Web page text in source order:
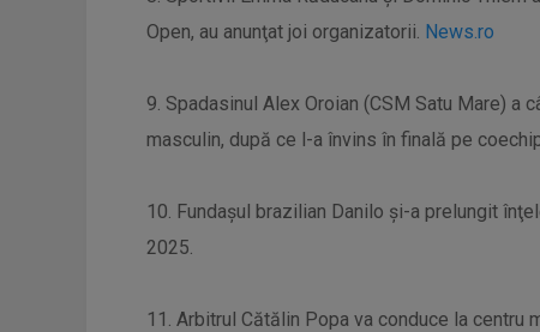
Open, au anunţat joi organizatorii. News.ro
9. Spadasinul Alex Oroian (CSM Satu Mare) a
masculin, după ce l-a învins în finală pe
10. Fundaşul brazilian Danilo şi-a prelungit
2025.
11. Arbitrul Cătălin Popa va conduce la centru